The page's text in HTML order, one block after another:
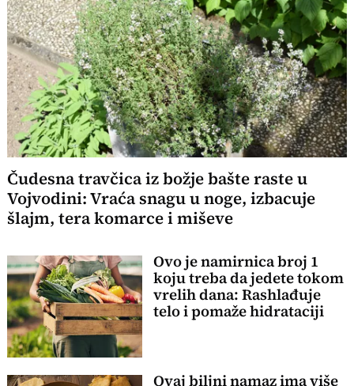
Čudesna travčica iz božje bašte raste u
Vojvodini: Vraća snagu u noge, izbacuje
šlajm, tera komarce i miševe
Ovo je namirnica broj 1
koju treba da jedete tokom
vrelih dana: Rashlađuje
telo i pomaže hidrataciji
Ovaj biljni namaz ima više